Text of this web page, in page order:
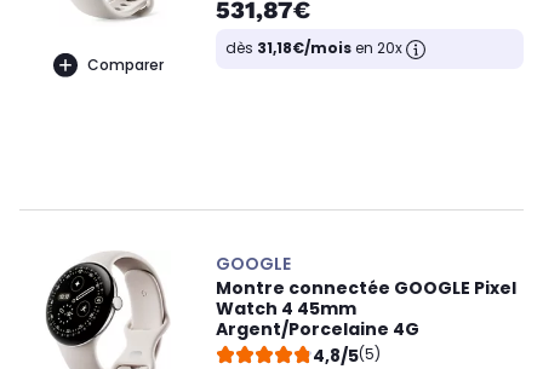
Comparer
531,87€
dès 31,18€/moisen 20x
GOOGLE
Montre connectée GOOGLE Pixel
Watch 4 45mm
Argent/Porcelaine 4G
4,8/5(5)